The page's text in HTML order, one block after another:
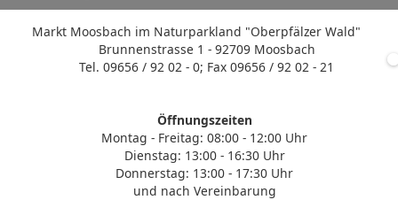
Markt Moosbach im Naturparkland "Oberpfälzer Wald"
Brunnenstrasse 1 - 92709 Moosbach
Tel. 09656 / 92 02 - 0; Fax 09656 / 92 02 - 21
Öffnungszeiten
Montag - Freitag: 08:00 - 12:00 Uhr
Dienstag: 13:00 - 16:30 Uhr
Donnerstag: 13:00 - 17:30 Uhr
und nach Vereinbarung